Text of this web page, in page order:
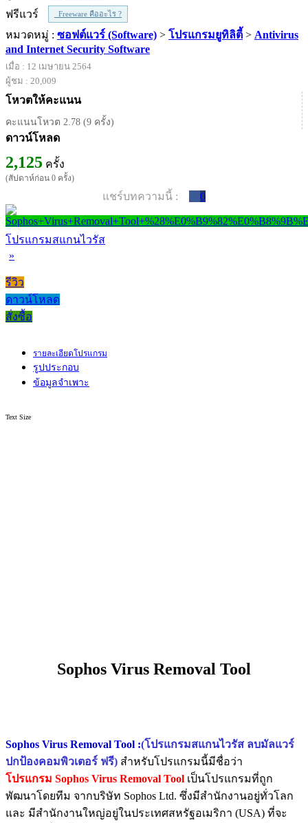
ฟรีแวร์
Freeware คืออะไร ?
หมวดหมู่ : ซอฟต์แวร์ (Software) > โปรแกรมยูทิลิตี้ > Antivirus
and Internet Security Software
เมื่อ : 12 เมษายน 2564
ผู้ชม : 20,009
โหวตให้คะแนน
คะแนนโหวต 2.78 (9 ครั้ง)
ดาวน์โหลด
2,125 ครั้ง
(สัปดาห์ก่อน 0 ครั้ง)
แชร์บทความนี้ : 0
โปรแกรมสแกนไวรัส
»
รีวิว
ดาวน์โหลด
สั่งซื้อ
รายละเอียดโปรแกรม
รูปประกอบ
ข้อมูลจำเพาะ
Text Size
Sophos Virus Removal Tool
Sophos Virus Removal Tool :(โปรแกรมสแกนไวรัส ลบมัลแวร์
ปกป้องคอมพิวเตอร์ ฟรี) สำหรับโปรแกรมนี้มีชื่อว่า
โปรแกรม Sophos Virus Removal Tool เป็นโปรแกรมที่ถูก
พัฒนาโดยทีม จากบริษัท Sophos Ltd. ซึ่งมีสำนักงานอยู่ทั่วโลก
และ มีสำนักงานใหญ่อยู่ในประเทศสหรัฐอเมริกา (USA) ที่จะ